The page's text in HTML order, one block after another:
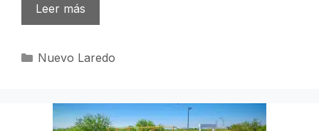
Leer más
Categorías
Nuevo Laredo